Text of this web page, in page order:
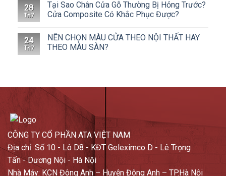
28
Th7
Tại Sao Chân Cửa Gỗ Thường Bị Hỏng Trước?
Cửa Composite Có Khắc Phục Được?
24
Th7
NÊN CHỌN MÀU CỬA THEO NỘI THẤT HAY
THEO MÀU SÀN?
CÔNG TY CỔ PHẦN ATA VIỆT NAM
Địa chỉ: Số 10 - Lô D8 - KĐT Geleximco D - Lê Trọng
Tấn - Dương Nội - Hà Nội
Nhà Máy: KCN Đông Anh – Huyện Đông Anh – TP.Hà Nội